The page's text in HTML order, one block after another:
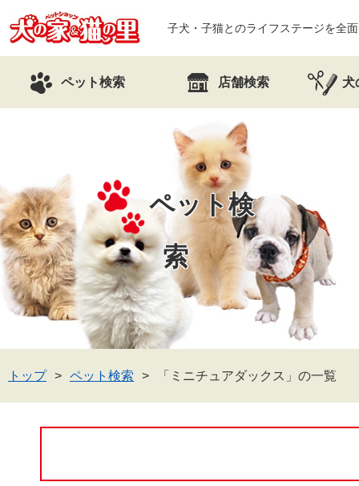
子犬・子猫とのライフステージを全
ペット検索 店舗検索 犬
ペット検
索
トップ ペット検索 「ミニチュアダックス」の一覧